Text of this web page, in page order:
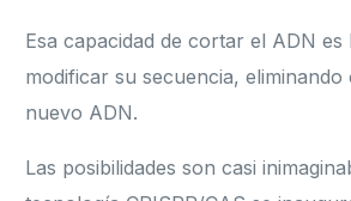
Esa capacidad de cortar el ADN es
modificar su secuencia, eliminando
nuevo ADN.
Las posibilidades son casi